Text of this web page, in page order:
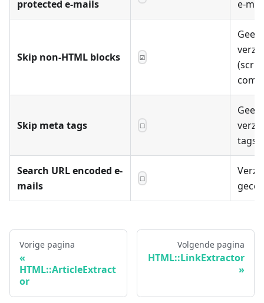
protected e-mails e-
Skip non-HTML blocks ☑
Skip meta tags ☐
tags
Search URL encoded e-
mails
☐
Vorige pagina
HTML::ArticleExtract
or
Volgende pagina
HTML::LinkExtractor